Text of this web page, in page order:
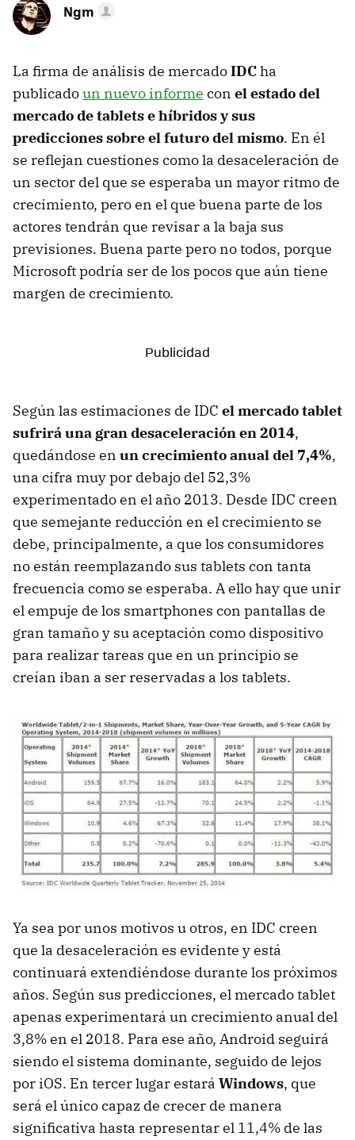
Ngm
La firma de análisis de mercadoIDCha
publicadoun nuevo informe con el estado del
mercado de tablets e híbridos y sus
predicciones sobre el futuro del mismo. En él
se reflejan cuestiones como la desaceleración de
un sector del que se esperaba un mayor ritmo de
crecimiento, pero en el que buena parte de los
actores tendrán que revisar a la baja sus
previsiones. Buena parte pero no todos, porque
Microsoft podría ser de los pocos que aún tiene
margen de crecimiento.
Según las estimaciones de IDC el mercado tablet
sufrirá una gran desaceleración en 2014,
quedándose en un crecimiento anual del 7,4%,
una cifra muy por debajo del 52,3%
experimentado en el año 2013. Desde IDC creen
que semejante reducción en el crecimiento se
debe, principalmente, a que los consumidores
no están reemplazando sus tablets con tanta
frecuencia como se esperaba. A ello hay que unir
el empuje de los smartphones con pantallas de
gran tamaño y su aceptación como dispositivo
para realizar tareas que en un principio se
creían iban a ser reservadas a los tablets.
Ya sea por unos motivos u otros, en IDC creen
que la desaceleración es evidente y está
continuará extendiéndose durante los próximos
años. Según sus predicciones, el mercado tablet
apenas experimentará un crecimiento anual del
3,8% en el 2018. Para ese año, Android seguirá
siendo el sistema dominante, seguido de lejos
por iOS. En tercer lugar estará Windows, que
será el único capaz de crecer de manera
significativa hasta representar el 11,4% de las